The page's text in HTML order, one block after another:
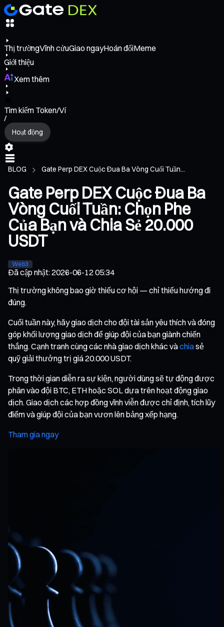
Thị trườngVĩnh cửuGiao ngayHoán đổiMeme
Giới thiệu
Xem thêm
Tìm kiếm Token/Ví
/
Hoạt động
BLOG Gate Perp DEX Cuộc Đua Ba Vòng Cuối Tuần...
Gate Perp DEX Cuộc Đua Ba
Vòng Cuối Tuần: Chọn Phe
Của Bạn và Chia Sẻ 20.000
USDT
Web3
Đã cập nhật:2026-06-12 05:34
Thị trường không bao giờ thiếu cơ hội — chỉ thiếu hướng đi
đúng.
Cuối tuần này, hãy giao dịch cho đội tài sản yêu thích và đóng
góp khối lượng giao dịch để giúp đội của bạn giành chiến
thắng. Cạnh tranh cùng các nhà giao dịch khác vàchiasẻ
quỹ giải thưởng trị giá 20.000 USDT.
Trong thời gian diễn ra sự kiện, người dùng sẽ tự động được
phân vào đội BTC, ETH hoặc SOL dựa trên hoạt động giao
dịch. Giao dịch các hợp đồng vĩnh viễn được chỉ định, tích lũy
điểm và giúp đội của bạn vươn lên bảng xếp hạng.
Tham gia ngay